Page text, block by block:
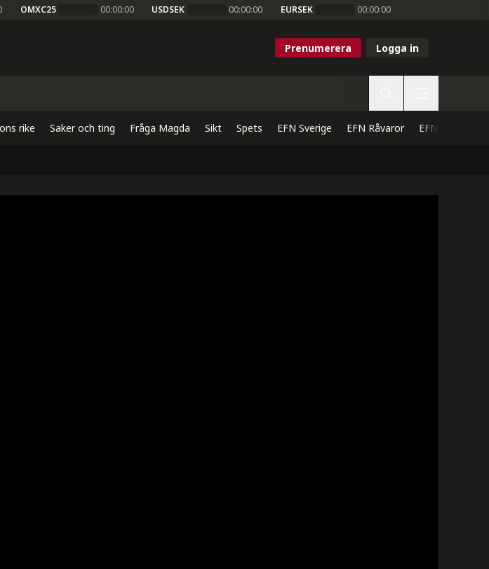
OMXC25 00:00:00 USDSEK 00:00:00 EURSEK 00:00:00
Prenumerera Logga in
rike Saker och ting Fråga Magda Sikt Spets EFN Sverige EFN Råvaror EFN Direkt